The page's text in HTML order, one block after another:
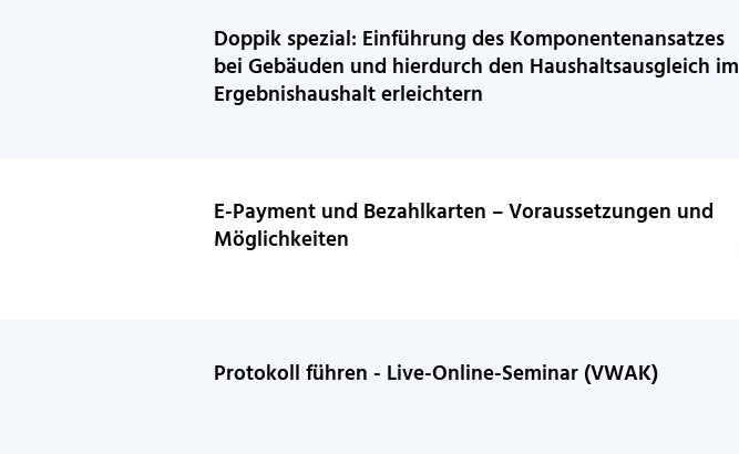
Doppik spezial: Einführung des Komponentenansatzes
bei Gebäuden und hierdurch den Haushaltsausgleich im
Ergebnishaushalt erleichtern
E-Payment und Bezahlkarten – Voraussetzungen und
Möglichkeiten
Protokoll führen - Live-Online-Seminar (VWAK)